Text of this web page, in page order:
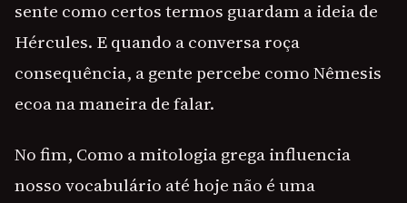
sente como certos termos guardam a ideia de
Hércules. E quando a conversa roça
consequência, a gente percebe como Nêmesis
ecoa na maneira de falar.
No fim, Como a mitologia grega influencia
nosso vocabulário até hoje não é uma